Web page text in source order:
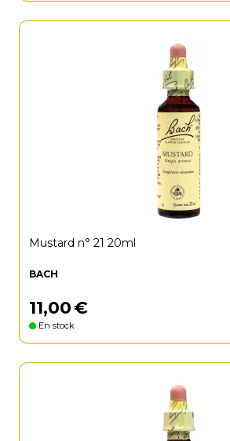
Mustard n° 21 20ml
BACH
11,00€
En stock